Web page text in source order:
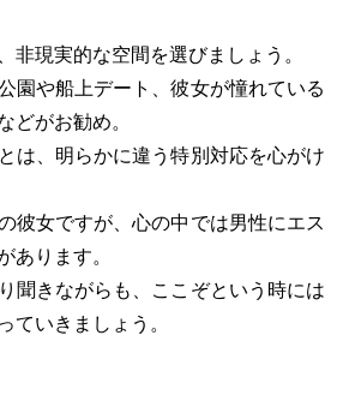
非現実的な空間を選びましょう。
園や船上デート、彼女が憧れている
どがお勧め。
は、明らかに違う特別対応を心がけ
彼女ですが、心の中では男性にエス
あります。
聞きながらも、ここぞという時には
ていきましょう。